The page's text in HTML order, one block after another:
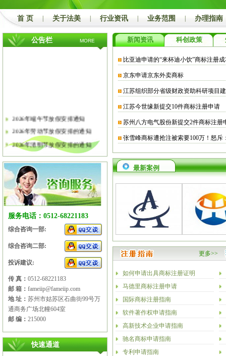
首 页 关于法美 行业资讯 业务范围 办理指南
公告栏 MORE
2026年端午节放假安排通知
2026年劳动节放假安排的通知
2026年清明节放假安排的通知
关于软件企业评估有关工作的通知
2026年春节放假安排的通知
2026年元旦放假安排的通知
2025年国庆节、中秋节放假安排
2025年端午节放假安排的通知
2025年劳动节放假安排的通知
2025年清明节放假安排的通知
服务电话：0512-68221183
综合咨询一部:
综合咨询二部:
投诉建议:
传 真： 0512-68221183
邮 箱： fameiip@fameiip.com
地 址： 苏州市姑苏区石曲街99号万
通商务广场北幢604室
邮 编： 215000
快速通道
新闻资讯 科创政策
比亚迪申请的“来杯迪小饮”商标注册
京东申请京东外卖商标
江苏组织部分省级财政资助科研项目
江苏今世缘新提交10件商标注册申请
苏州八方电气股份新提交2件商标注册
张雪峰商标遭抢注被索要100万！怒斥
最新案例
更多>>
如何申请出具商标注册证明
马德里商标注册申请
国际商标注册指南
软件著作权申请指南
高新技术企业申请指南
驰名商标申请指南
专利申请指南